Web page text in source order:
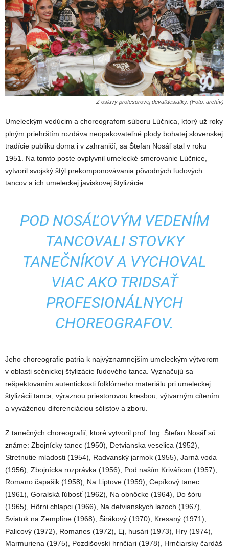
Z oslavy profesorovej deväťdesiatky. (Foto: archív)
Umeleckým vedúcim a choreografom súboru Lúčnica, ktorý už roky
plným priehrštím rozdáva neopakovateľné plody bohatej slovenskej
tradície publiku doma i v zahraničí, sa Štefan Nosáľ stal v roku
1951. Na tomto poste ovplyvnil umelecké smerovanie Lúčnice,
vytvoril svojský štýl prekomponovávania pôvodných ľudových
tancov a ich umeleckej javiskovej štylizácie.
POD NOSÁĽOVÝM VEDENÍM
TANCOVALI STOVKY
TANEČNÍKOV A VYCHOVAL
VIAC AKO TRIDSAŤ
PROFESIONÁLNYCH
CHOREOGRAFOV.
Jeho choreografie patria k najvýznamnejším umeleckým výtvorom
v oblasti scénickej štylizácie ľudového tanca. Vyznačujú sa
rešpektovaním autentickosti folklórneho materiálu pri umeleckej
štylizácii tanca, výraznou priestorovou kresbou, výtvarným cítením
a vyváženou diferenciáciou sólistov a zboru.
Z tanečných choreografií, ktoré vytvoril prof. Ing. Štefan Nosáľ sú
známe: Zbojnícky tanec (1950), Detvianska veselica (1952),
Stretnutie mladosti (1954), Radvanský jarmok (1955), Jarná voda
(1956), Zbojnícka rozprávka (1956), Pod naším Kriváňom (1957),
Romano čapašik (1958), Na Liptove (1959), Cepíkový tanec
(1961), Goralská ľúbosť (1962), Na obnôcke (1964), Do šóru
(1965), Hôrni chlapci (1966), Na detvianskych lazoch (1967),
Sviatok na Zemplíne (1968), Širákový (1970), Kresaný (1971),
Palicový (1972), Romanes (1972), Ej, husári (1973), Hry (1974),
Marmuriena (1975), Pozdišovskí hrnčiari (1978), Hrnčiarsky čardáš